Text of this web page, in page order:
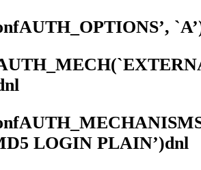
LOGIN PLAIN’)dnl